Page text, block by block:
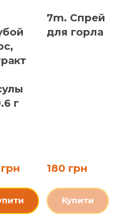
г
7m. Спрей
для горла
180 грн
Купити